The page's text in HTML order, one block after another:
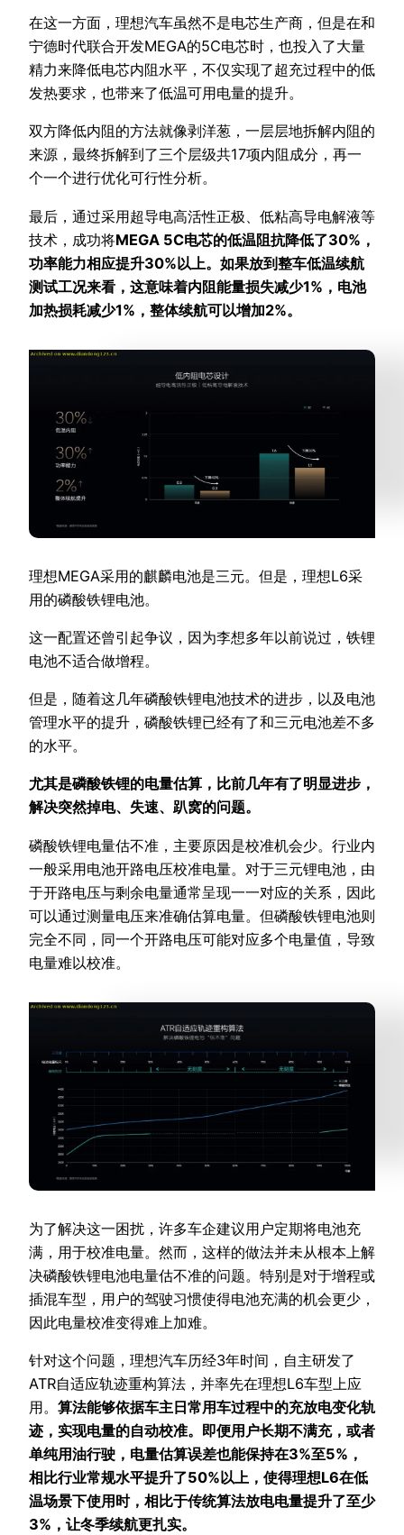
在这一方面，理想汽车虽然不是电芯生产商，但是在和
宁德时代联合开发MEGA的5C电芯时，也投入了大量
精力来降低电芯内阻水平，不仅实现了超充过程中的低
发热要求，也带来了低温可用电量的提升。
双方降低内阻的方法就像剥洋葱，一层层地拆解内阻的
来源，最终拆解到了三个层级共17项内阻成分，再一
个一个进行优化可行性分析。
最后，通过采用超导电高活性正极、低粘高导电解液等
技术，成功将MEGA 5C电芯的低温阻抗降低了30%，
功率能力相应提升30%以上。如果放到整车低温续航
测试工况来看，这意味着内阻能量损失减少1%，电池
加热损耗减少1%，整体续航可以增加2%。
理想MEGA采用的麒麟电池是三元。但是，理想L6采
用的磷酸铁锂电池。
这一配置还曾引起争议，因为李想多年以前说过，铁锂
电池不适合做增程。
但是，随着这几年磷酸铁锂电池技术的进步，以及电池
管理水平的提升，磷酸铁锂已经有了和三元电池差不多
的水平。
尤其是磷酸铁锂的电量估算，比前几年有了明显进步，
解决突然掉电、失速、趴窝的问题。
磷酸铁锂电量估不准，主要原因是校准机会少。行业内
一般采用电池开路电压校准电量。对于三元锂电池，由
于开路电压与剩余电量通常呈现一一对应的关系，因此
可以通过测量电压来准确估算电量。但磷酸铁锂电池则
完全不同，同一个开路电压可能对应多个电量值，导致
电量难以校准。
为了解决这一困扰，许多车企建议用户定期将电池充
满，用于校准电量。然而，这样的做法并未从根本上解
决磷酸铁锂电池电量估不准的问题。特别是对于增程或
插混车型，用户的驾驶习惯使得电池充满的机会更少，
因此电量校准变得难上加难。
针对这个问题，理想汽车历经3年时间，自主研发了
ATR自适应轨迹重构算法，并率先在理想L6车型上应
用。 算法能够依据车主日常用车过程中的充放电变化轨
迹，实现电量的自动校准。即便用户长期不满充，或者
单纯用油行驶，电量估算误差也能保持在3%至5%，
相比行业常规水平提升了50%以上，使得理想L6在低
温场景下使用时，相比于传统算法放电电量提升了至少
3%，让冬季续航更扎实。